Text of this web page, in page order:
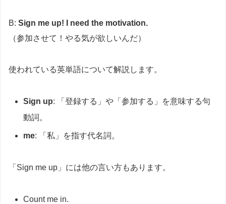
B: Sign me up! I need the motivation.
（参加させて！やる気が欲しいんだ）
使われている英単語について解説します。
Sign up: 「登録する」や「参加する」を意味する句
動詞。
me: 「私」を指す代名詞。
「Sign me up」には他の言い方もあります。
Count me in.